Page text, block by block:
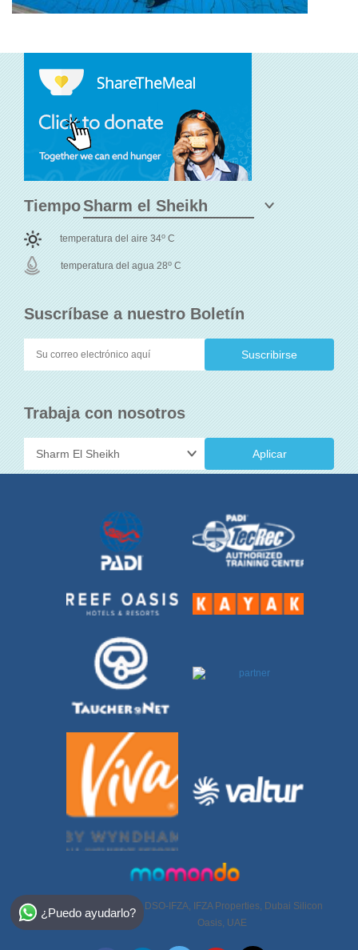
Suscríbase a nuestro Boletín
Trabaja con nosotros
Aplicar
Tiempo
temperatura del aire 34o C
temperatura del agua 28o C
+971 50 950
6952
DSO-IFZA, IFZA Properties, Dubai Silicon
Oasis, UAE
¿Puedo ayudarlo?
Select Destination
Egypt